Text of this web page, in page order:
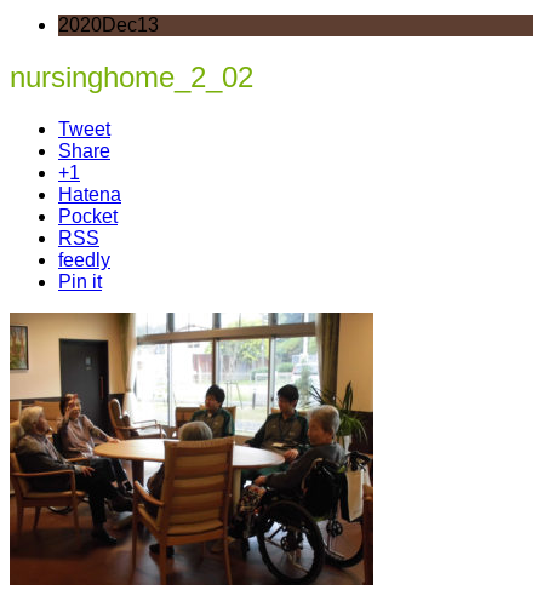
2020Dec13
nursinghome_2_02
Tweet
Share
+1
Hatena
Pocket
RSS
feedly
Pin it